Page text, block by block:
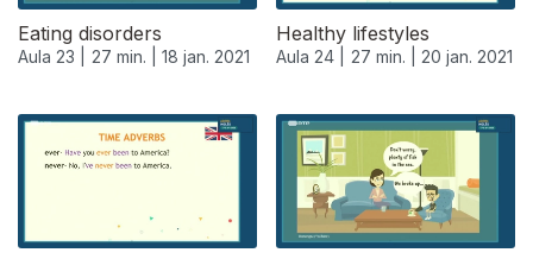
Eating disorders
Aula 23 | 27 min. | 18 jan. 2021
Healthy lifestyles
Aula 24 | 27 min. | 20 jan. 2021